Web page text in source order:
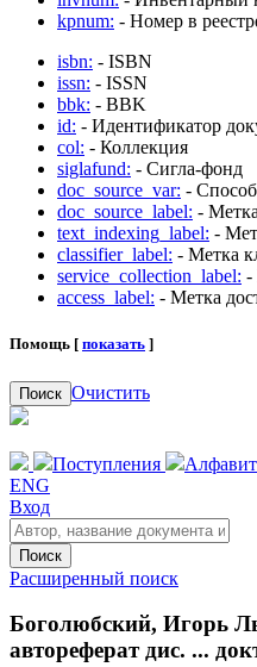
kpnum: - Номер в
isbn: - ISBN
issn: - ISSN
bbk: - BBK
id: - Идентификатор
col: - Коллекция
siglafund: - Сигла-фонд
doc_source_var: -
doc_source_label: -
text_indexing_label: -
classifier_label: - Метка
service_collection_label: -
access_label: - Метка
Помощь [ показать ]
Поиск Очистить
Поступления
ENG
Вход
Поиск
Расширенный поиск
Боголюбский, Игорь
автореферат дис. ...